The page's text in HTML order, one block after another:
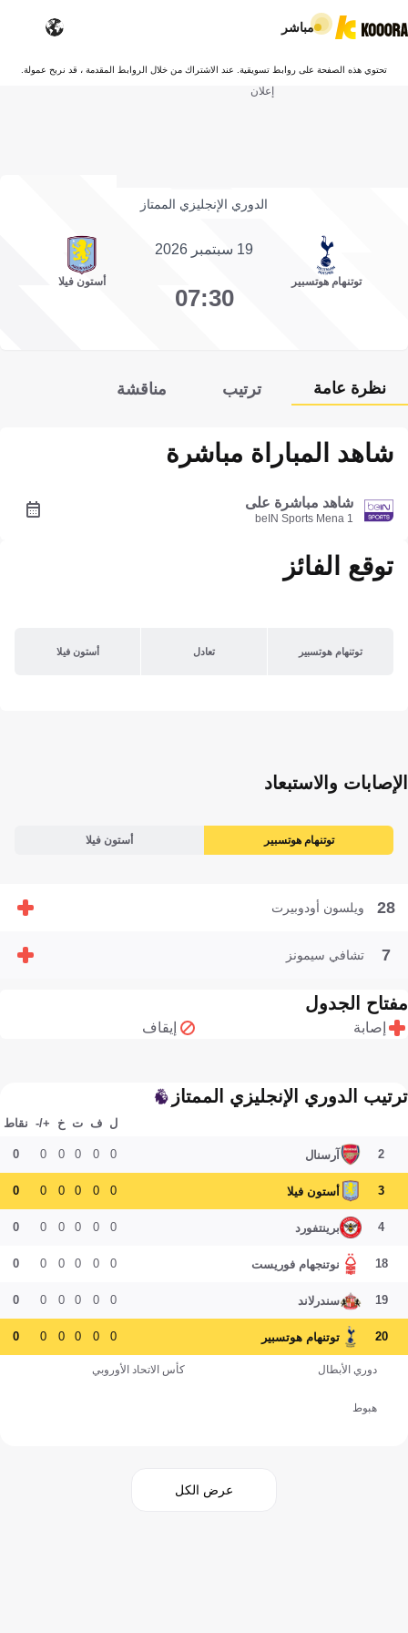
مباشر
تحتوي هذه الصفحة على روابط تسويقية. عند الاشتراك من خلال الروابط المقدمة ، قد نربح عمولة.
إعلان
الدوري الإنجليزي الممتاز
توتنهام هوتسبير
19 سبتمبر 2026
07:30
أستون فيلا
نظرة عامة ترتيب مناقشة
شاهد المباراة مباشرة
شاهد مباشرة على
beIN Sports Mena 1
توقع الفائز
توتنهام هوتسبير تعادل أستون فيلا
الإصابات والاستبعاد
توتنهام هوتسبير أستون فيلا
28 ويلسون أودوبيرت
7 تشافي سيمونز
مفتاح الجدول
إصابة إيقاف
ترتيب الدوري الإنجليزي الممتاز
ل ف ت خ +/- نقاط
2 آرسنال 0
0
0
0
0
0
3 أستون فيلا 0
0
0
0
0
0
4 برينتفورد 0
0
0
0
0
0
18 نوتنجهام فوريست 0
0
0
0
0
0
19 سندرلاند 0
0
0
0
0
0
20 توتنهام هوتسبير 0
0
0
0
0
0
دوري الأبطال كأس الاتحاد الأوروبي
هبوط
عرض الكل